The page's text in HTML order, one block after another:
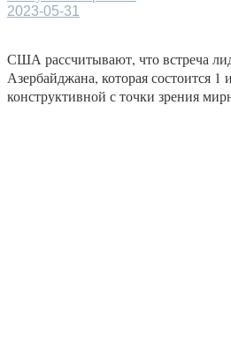
2023-05-31
США рассчитывают, что встреча
Азербайджана, которая состоится
конструктивной с точки зрения